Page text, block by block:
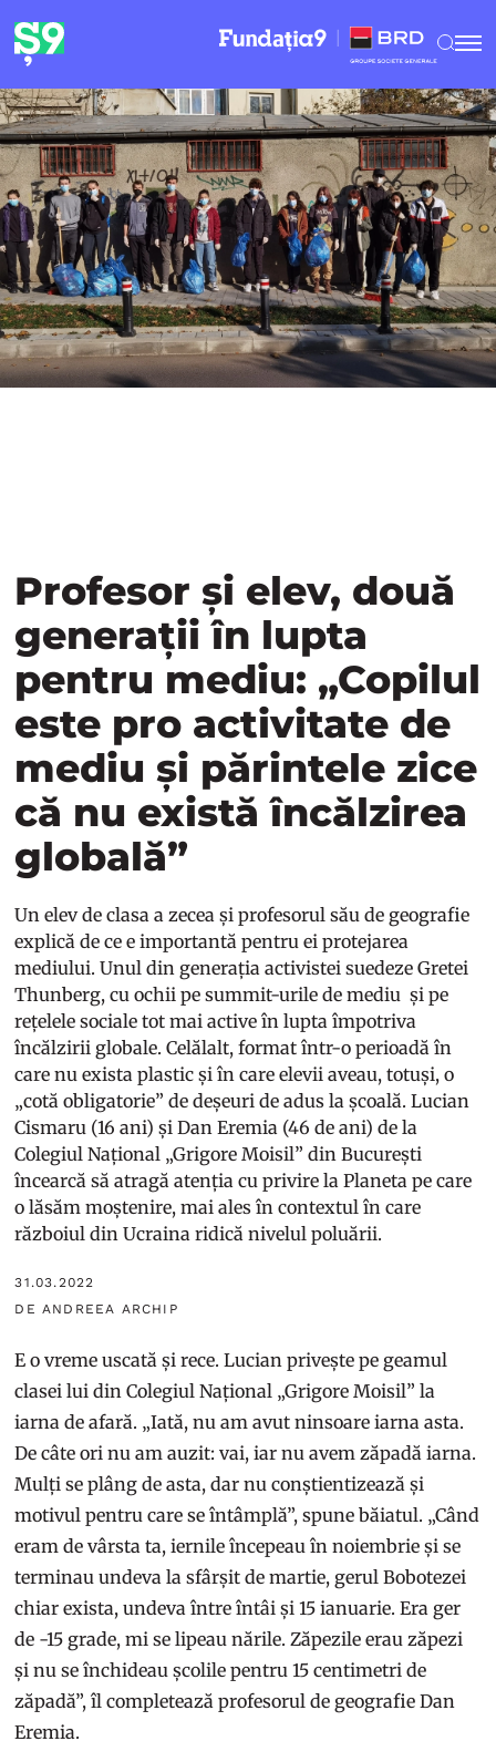
Profesor și elev, două
generații în lupta
pentru mediu: „Copilul
este pro activitate de
mediu și părintele zice
că nu există încălzirea
globală”
Un elev de clasa a zecea și profesorul său de geografie
explică de ce e importantă pentru ei protejarea
mediului. Unul din generația activistei suedeze Gretei
Thunberg, cu ochii pe summit-urile de mediu și pe
rețelele sociale tot mai active în lupta împotriva
încălzirii globale. Celălalt, format într-o perioadă în
care nu exista plastic și în care elevii aveau, totuși, o
„cotă obligatorie” de deșeuri de adus la școală. Lucian
Cismaru (16 ani) și Dan Eremia (46 de ani) de la
Colegiul Național „Grigore Moisil” din București
încearcă să atragă atenția cu privire la Planeta pe care
o lăsăm moștenire, mai ales în contextul în care
războiul din Ucraina ridică nivelul poluării.
31.03.2022
DE ANDREEA ARCHIP
E o vreme uscată și rece. Lucian privește pe geamul
clasei lui din Colegiul Național „Grigore Moisil” la
iarna de afară. „Iată, nu am avut ninsoare iarna asta.
De câte ori nu am auzit: vai, iar nu avem zăpadă iarna.
Mulți se plâng de asta, dar nu conștientizează și
motivul pentru care se întâmplă”, spune băiatul. „Când
eram de vârsta ta, iernile începeau în noiembrie și se
terminau undeva la sfârșit de martie, gerul Bobotezei
chiar exista, undeva între întâi și 15 ianuarie. Era ger
de -15 grade, mi se lipeau nările. Zăpezile erau zăpezi
și nu se închideau școlile pentru 15 centimetri de
zăpadă”, îl completează profesorul de geografie Dan
Eremia.